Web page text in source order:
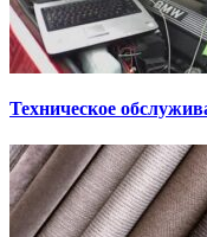
Техническое